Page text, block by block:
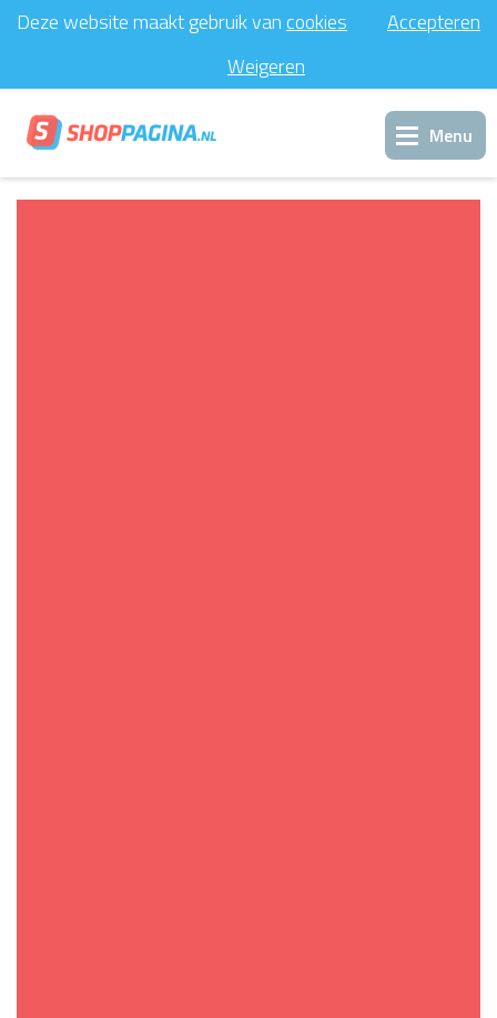
Inloggen
Menu
Deze website maakt gebruik vancookies
Accepteren
Weigeren